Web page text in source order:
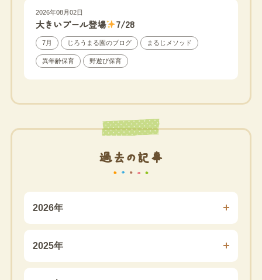
2026年08月02日
大きいプール登場 7/28
7月 じろうまる園のブログ まるじメソッド
異年齢保育 野遊び保育
過去の記事
2026年
2025年